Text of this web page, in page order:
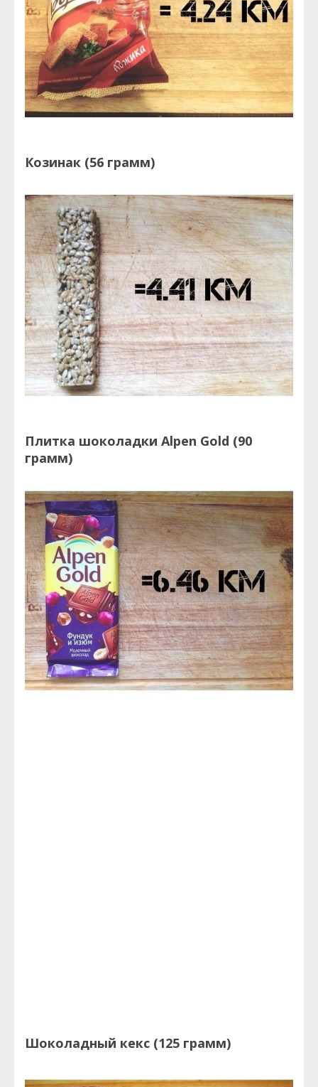
Козинак (56 грамм)
Плитка шоколадки Alpen Gold (90
грамм)
Шоколадный кекс (125 грамм)